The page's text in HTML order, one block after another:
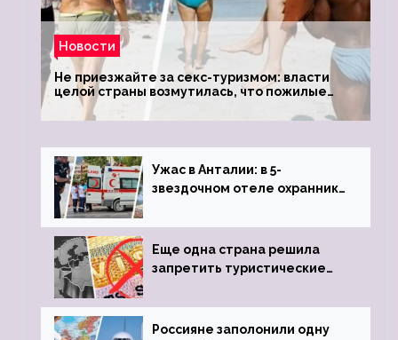
Новости
Не приезжайте за секс-туризмом: власти
целой страны возмутилась, что пожилые
туристки массово едут к ним, чтобы
обзавестись молодыми любовниками
Ужас в Анталии: в 5-
звездочном отеле охранник
пистолета
Еще одна страна решила
запретить туристические
Россияне заполонили одну